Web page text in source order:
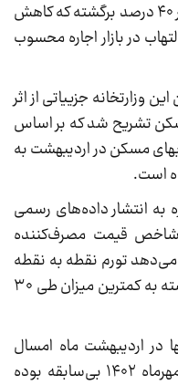
درصد بود، در اردیبهشت امسال به زیر ۴۰ درصد برگشته که کاهش
در بازار اجاره محسوب
وزارتخانه جزییاتی از اثر
تشریح شد که بر اساس
مسکن در اردیبهشت به
به انتشار داده‌های رسمی
شاخص قیمت مصرف‌کننده
ماه ۱۴۰۴، نشان می‌دهد تورم نقطه به نقطه
شاخص اجاره‌بهای مسکن در ماه گذشته به کمترین میزان طی ۳۰
در اردیبهشت ماه امسال
۳۶.۹ درصد اعلام شده است که از مهرماه ۱۴۰۲ بی‌سابقه بوده